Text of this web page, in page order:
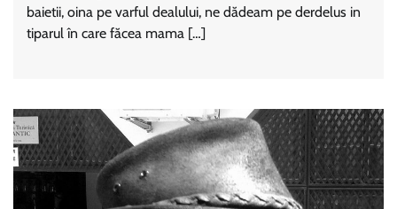
baietii, oina pe varful dealului, ne dădeam pe derdelus in
tiparul în care făcea mama […]